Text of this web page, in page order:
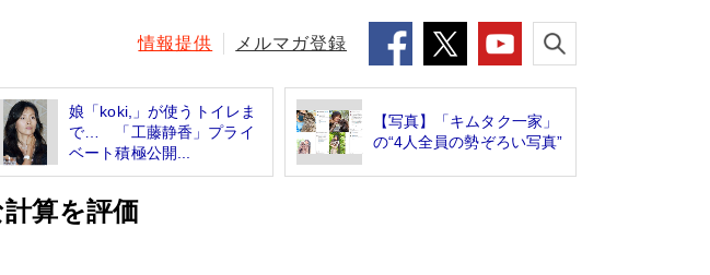
情報提供 メルマガ登録
娘「koki,」が使うトイレま
で… 「工藤静香」プライ
ベート積極公開...
【写真】「キムタク一家」
の“4人全員の勢ぞろい写真”
算を評価